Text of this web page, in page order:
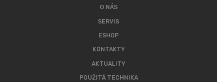
O NÁS
SERVIS
ESHOP
KONTAKTY
AKTUALITY
POUŽITÁ TECHNIKA